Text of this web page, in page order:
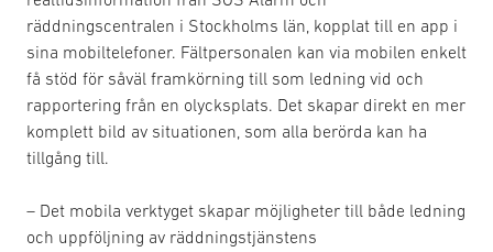
räddningscentralen i Stockholms län, kopplat till en app i
sina mobiltelefoner. Fältpersonalen kan via mobilen enkelt
få stöd för såväl framkörning till som ledning vid och
rapportering från en olycksplats. Det skapar direkt en mer
komplett bild av situationen, som alla berörda kan ha
tillgång till.
– Det mobila verktyget skapar möjligheter till både ledning
och uppföljning av räddningstjänstens